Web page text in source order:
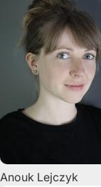
Anouk Lejczyk